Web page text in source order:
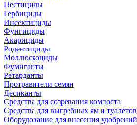
Пестициды
Гербициды
Инсектициды
Фунгициды
Акарициды
Родентициды
Моллюскоциды
Фумиганты
Ретарданты
Протравители семян
Десиканты
Средства для созревания компоста
Средства для выгребных ям и туалетов
Оборудование для внесения удобрений